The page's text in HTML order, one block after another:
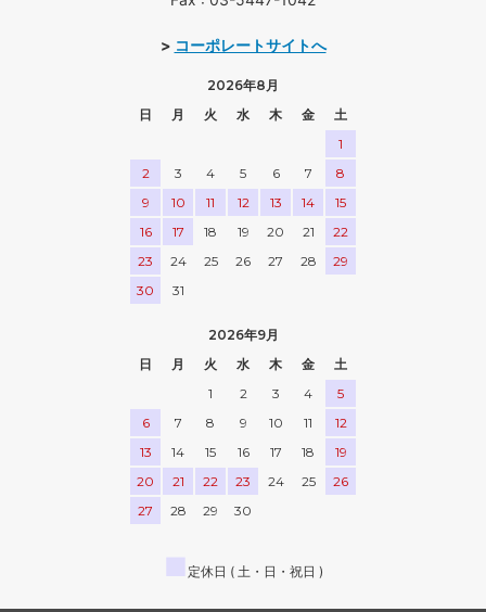
> コーポレートサイトへ
2026年8月
日
月 火 水 木 金
土
1
2
3 4 5 6 7
8
9
10 11 12 13 14
15
16
17 18 19 20 21
22
23
24 25 26 27 28
29
30
31
2026年9月
日
月 火 水 木 金
土
1
2 3 4
5
6
7 8 9 10 11
12
13
14 15 16 17 18
19
20
21 22 23 24 25
26
27
28 29 30
■ 定休日 ( 土・日・祝日 )